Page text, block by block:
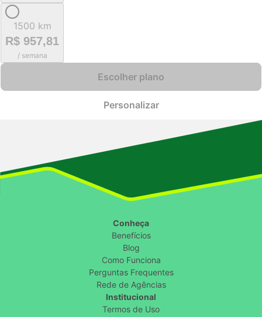
1500 km
R$ 957,81
/ semana
Escolher plano
Personalizar
Conheça
Benefícios
Blog
Como Funciona
Perguntas Frequentes
Rede de Agências
Institucional
Termos de Uso